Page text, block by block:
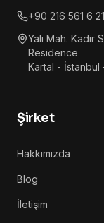
+90 216 561 6
Yalı Mah. Kadir
Residence
Kartal - İstanbul
Şirket
Hakkımızda
Blog
İletişim